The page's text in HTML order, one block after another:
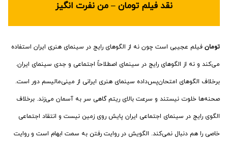
نقد فیلم تومان – من نفرت انگیز
تومان فیلم عجیبی است چون نه از الگوهای رایج در سینمای هنری ایران استفاده
می‌کند و نه از الگوهای رایج در سینمای اصطلاحاً اجتماعی و جدی سینمای ایران.
برخلاف الگوهای امتحان‌پس‌داده سینمای هنری ایرانی از مینی‌مالیسم دور است.
صحنه‌ها خلوت نیستند و سرعت بالای ریتم گاهی سر به آسمان می‌زند. برخلاف
الگوی رایج در سینمای اجتماعی ایران پایش روی زمین نیست و انتقاد اجتماعی
خاصی را هم دنبال نمی‌کند. الگویش در روایت رفتن به سمت ابهام است و روایت